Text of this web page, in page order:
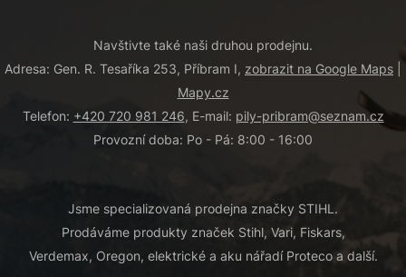
Navštivte také naši druhou prodejnu.
Adresa: Gen. R. Tesaříka 253, Příbram I, zobrazit na Google Maps
Mapy.cz
Telefon: +420 720 981 246, E-mail: pily-pribram@seznam.cz
Provozní doba: Po - Pá: 8:00 - 16:00
Jsme specializovaná prodejna značky STIHL.
Prodáváme produkty značek Stihl, Vari, Fiskars,
Verdemax, Oregon, elektrické a aku nářadí Proteco a další.